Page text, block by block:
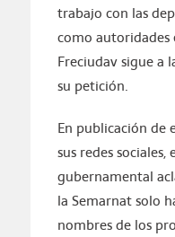
trabajo con las
como autoridades
Freciudav sigue a
su petición.
En publicación de
sus redes
gubernamental
la Semarnat solo
nombres de los